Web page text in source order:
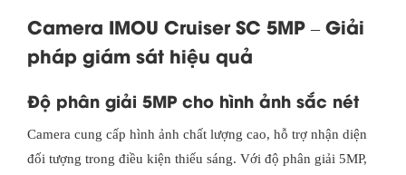
Camera IMOU Cruiser SC 5MP – Giải
pháp giám sát hiệu quả
Độ phân giải 5MP cho hình ảnh sắc nét
Camera cung cấp hình ảnh chất lượng cao, hỗ trợ nhận diện
đối tượng trong điều kiện thiếu sáng. Với độ phân giải 5MP,